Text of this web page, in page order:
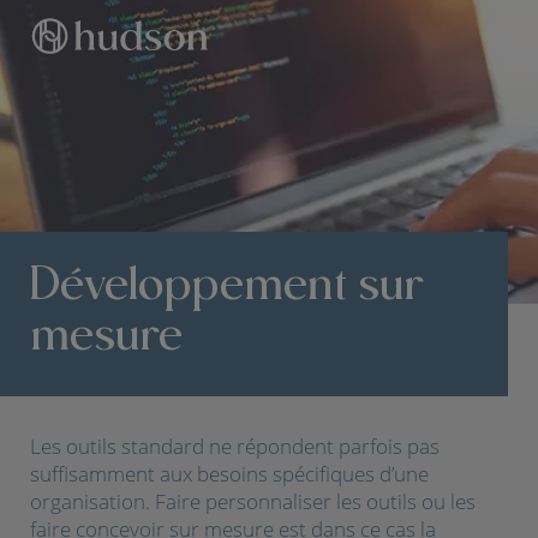
Développement sur
mesure
Les outils standard ne répondent parfois pas
suffisamment aux besoins spécifiques d’une
organisation. Faire personnaliser les outils ou les
faire concevoir sur mesure est dans ce cas la